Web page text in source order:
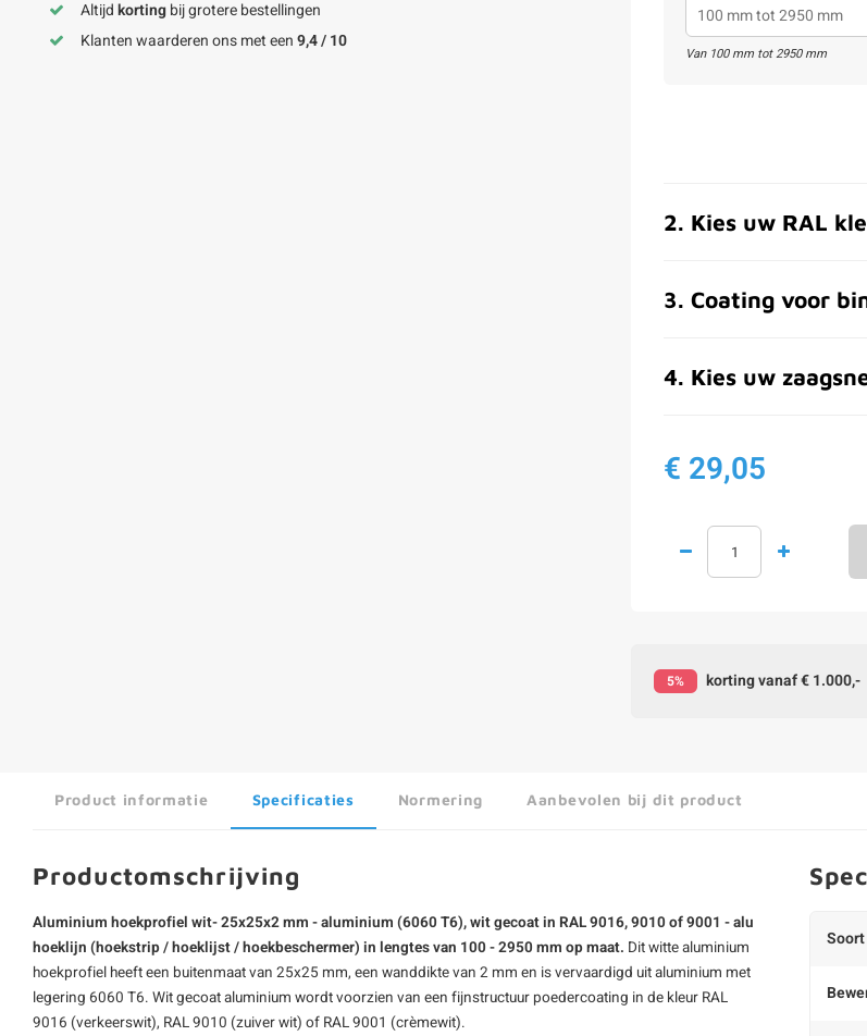
Altijdkortingbij grotere bestellingen
Klanten waarderen ons met een9,4 / 10
Van 100mm tot2950mm
2. Kies uw RAL
3. Coating voor
4. Kies uw
€ 29,05
5% korting vanaf € 1.000,-
Product informatie Specificaties Normering Aanbevolen bij dit product
Productomschrijving
Aluminium hoekprofiel wit- 25x25x2 mm - aluminium (6060 T6), wit gecoat in RAL 9016, 9010 of 9001 - alu
hoeklijn (hoekstrip / hoeklijst / hoekbeschermer) in lengtes van 100 - 2950 mm op maat. Ditwitte aluminium
hoekprofiel heeft een buitenmaat van 25x25 mm, een wanddikte van 2 mm en is vervaardigd uit aluminium met
legering 6060 T6. Wit gecoat aluminium wordt voorzien van een fijnstructuur poedercoating in de kleur RAL
9016 (verkeerswit), RAL 9010 (zuiver wit) of RAL 9001 (crèmewit).